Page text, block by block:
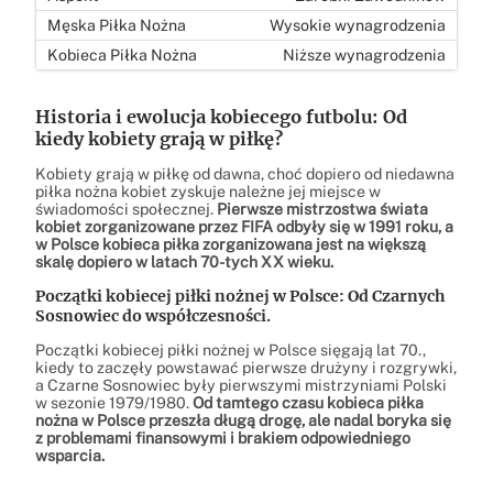
Wysokie wynagrodzenia
Niższe wynagrodzenia
Historia i ewolucja kobiecego futbolu: Od
kiedy kobiety grają w piłkę?
Kobiety grają w piłkę od dawna, choć dopiero od niedawna
piłka nożna kobiet zyskuje należne jej miejsce w
świadomości społecznej. Pierwsze mistrzostwa świata
kobiet zorganizowane przez FIFA odbyły się w 1991 roku, a
w Polsce kobieca piłka zorganizowana jest na większą
skalę dopiero w latach 70-tych XX wieku.
Początki kobiecej piłki nożnej w Polsce: Od Czarnych
Sosnowiec do współczesności.
Początki kobiecej piłki nożnej w Polsce sięgają lat 70.,
kiedy to zaczęły powstawać pierwsze drużyny i rozgrywki,
a Czarne Sosnowiec były pierwszymi mistrzyniami Polski
w sezonie 1979/1980.Od tamtego czasu kobieca piłka
nożna w Polsce przeszła długą drogę, ale nadal boryka się
z problemami finansowymi i brakiem odpowiedniego
wsparcia.